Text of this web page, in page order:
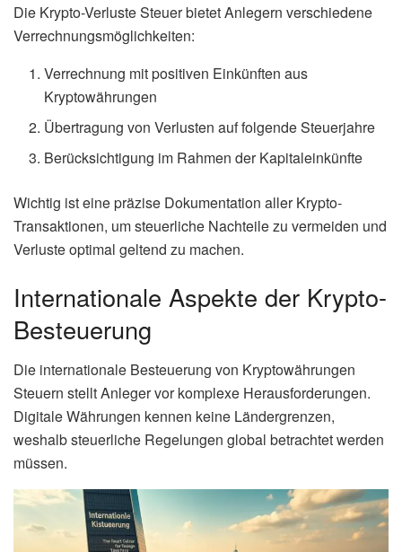
Die Krypto-Verluste Steuer bietet Anlegern verschiedene
Verrechnungsmöglichkeiten:
Verrechnung mit positiven Einkünften aus
Kryptowährungen
Übertragung von Verlusten auf folgende Steuerjahre
Berücksichtigung im Rahmen der Kapitaleinkünfte
Wichtig ist eine präzise Dokumentation aller Krypto-
Transaktionen, um steuerliche Nachteile zu vermeiden und
Verluste optimal geltend zu machen.
Internationale Aspekte der Krypto-
Besteuerung
Die internationale Besteuerung von Kryptowährungen
Steuern stellt Anleger vor komplexe Herausforderungen.
Digitale Währungen kennen keine Ländergrenzen,
weshalb steuerliche Regelungen global betrachtet werden
müssen.